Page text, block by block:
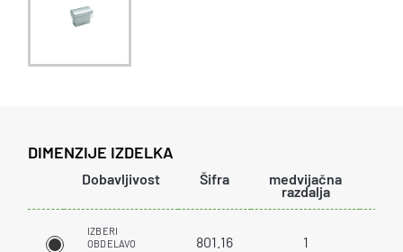
DIMENZIJE IZDELKA
Dobavljivost Šifra medvijačna
razdalja
IZBERI
OBDELAVO
801.16 1